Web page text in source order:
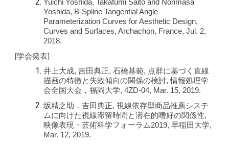
Yuichi Yoshida, Takafumi Saito and Norimasa
Yoshida, B-Spline Tangential Angle
Parameterization Curves for Aesthetic Design,
Curves and Surfaces, Archachon, France, Jul. 2,
2018.
[学会発表]
井上大成, 吉田典正, 石橋基範, 点群に基づく直線
描画の特徴と失敗傾向の関係の検討, 情報処理学
会全国大会，福岡大学, 4ZD-04, Mar. 15, 2019.
坂精之助，吉田典正, 視線依存型商品推薦システ
ムに向けた視線滞留時間と潜在的嗜好の関係性,
映像表現・芸術科学フォーラム2019, 早稲田大学,
Mar. 12, 2019.